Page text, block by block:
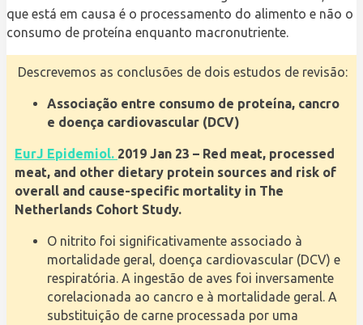
que está em causa é o processamento do alimento e não o
consumo de proteína enquanto macronutriente.
Descrevemos as conclusões de dois estudos de revisão:
Associação entre consumo de proteína, cancro
e doença cardiovascular (DCV)
EurJ Epidemiol. 2019 Jan 23 – Red meat, processed
meat, and other dietary protein sources and risk of
overall and cause-specific mortality in The
Netherlands Cohort Study.
O nitrito foi significativamente associado à
mortalidade geral, doença cardiovascular (DCV) e
respiratória. A ingestão de aves foi inversamente
corelacionada ao cancro e à mortalidade geral. A
substituição de carne processada por uma